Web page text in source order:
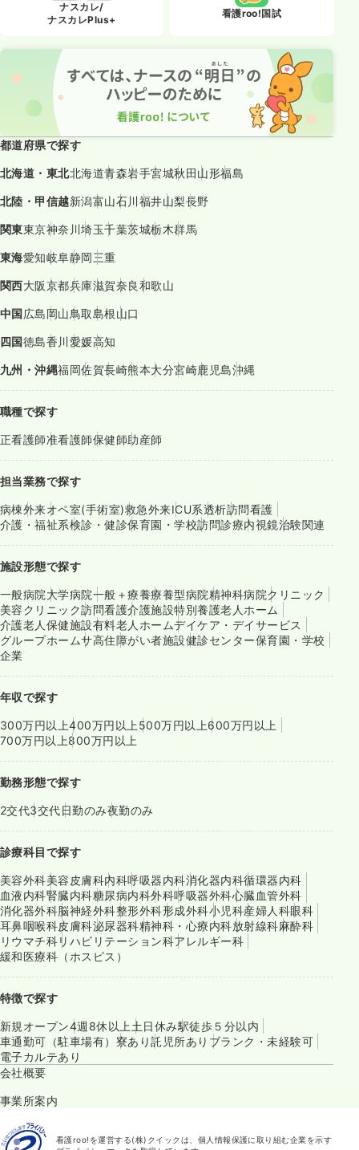
ナスカレ/
ナスカレPlus+
看護roo!国試
都道府県で探す
北海道・東北北海道青森岩手宮城秋田山形福島
北陸・甲信越新潟富山石川福井山梨長野
関東東京神奈川埼玉千葉茨城栃木群馬
東海愛知岐阜静岡三重
関西大阪京都兵庫滋賀奈良和歌山
中国広島岡山鳥取島根山口
四国徳島香川愛媛高知
九州・沖縄福岡佐賀長崎熊本大分宮崎鹿児島沖縄
職種で探す
正看護師准看護師保健師助産師
担当業務で探す
病棟外来オペ室(手術室)救急外来ICU系透析訪問看護
介護・福祉系検診・健診保育園・学校訪問診療内視鏡治験関連
施設形態で探す
一般病院大学病院一般＋療養療養型病院精神科病院クリニック
美容クリニック訪問看護介護施設特別養護老人ホーム
介護老人保健施設有料老人ホームデイケア・デイサービス
グループホームサ高住障がい者施設健診センター保育園・学校
企業
年収で探す
300万円以上400万円以上 500万円以上600万円以上
700万円以上800万円以上
勤務形態で探す
2交代3交代日勤のみ夜勤のみ
診療科目で探す
美容外科美容皮膚科内科呼吸器内科消化器内科循環器内科
血液内科腎臓内科糖尿病内科外科呼吸器外科心臓血管外科
消化器外科脳神経外科整形外科形成外科小児科産婦人科眼科
耳鼻咽喉科皮膚科泌尿器科精神科・心療内科放射線科麻酔科
リウマチ科リハビリテーション科アレルギー科
緩和医療科（ホスピス）
特徴で探す
新規オープン4週8休以上 土日休み駅徒歩５分以内
車通勤可（駐車場有） 寮あり託児所あり ブランク・未経験可
電子カルテあり
会社概要
事業所案内
看護roo!を運営する(株)クイックは、個人情報保護に取り組む企業を示す